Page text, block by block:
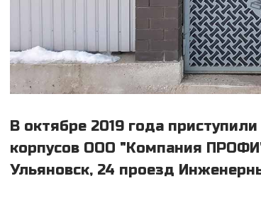
В октябре 2019 года
корпусов ООО "Компания
Ульяновск, 24 проезд